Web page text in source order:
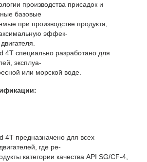
производства присадок и
базовые
при производстве продукта,
эффек-
4T специально разработано для
эксплуа-
или морской воде.
4T предназначено для всех
где ре-
категории качества API SG/CF-4,